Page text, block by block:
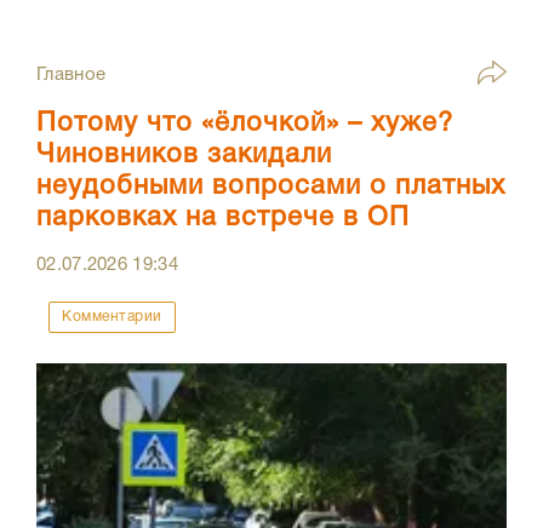
Главное
Потому что «ёлочкой» – хуже?
Чиновников закидали
неудобными вопросами о платных
парковках на встрече в ОП
02.07.2026 19:34
Комментарии